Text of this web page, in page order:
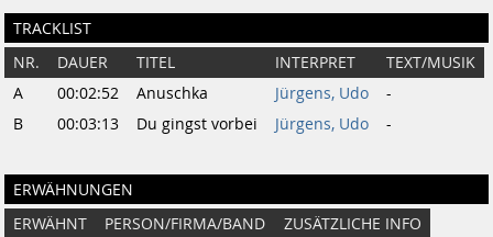
TRACKLIST
NR. DAUER TITEL INTERPRET
TEXT/MUSIK
A
00:02:52 Anuschka Jürgens, Udo
-
B
00:03:13 Du gingst vorbei Jürgens, Udo -
ERWÄHNUNGEN
ERWÄHNT PERSON/FIRMA/BAND ZUSÄTZLICHE INFO